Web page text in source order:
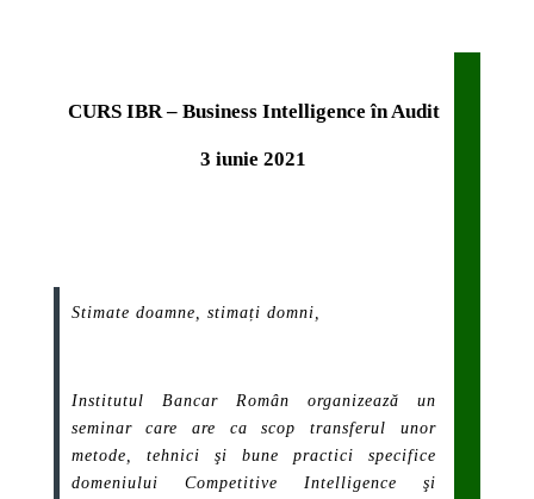
CURS IBR – Business Intelligence în Audit
3 iunie 2021
Stimate doamne, stimați domni,
Institutul Bancar Român organizează un
seminar care are ca scop transferul unor
metode, tehnici şi bune practici specifice
domeniului Competitive Intelligence şi